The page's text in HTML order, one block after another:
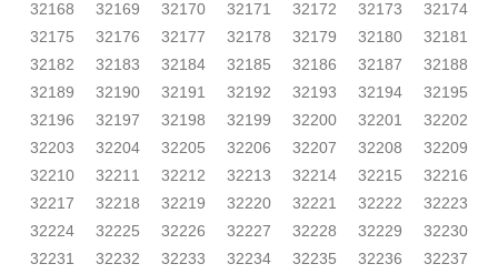
32168
32169 32170 32171 32172 32173
32174
32175
32176 32177 32178 32179 32180
32181
32182
32183 32184 32185 32186 32187
32188
32189
32190 32191 32192 32193 32194
32195
32196
32197 32198 32199 32200 32201
32202
32203
32204 32205 32206 32207 32208
32209
32210
32211 32212 32213 32214 32215
32216
32217
32218 32219 32220 32221 32222
32223
32224
32225 32226 32227 32228 32229
32230
32231
32232 32233 32234 32235 32236
32237